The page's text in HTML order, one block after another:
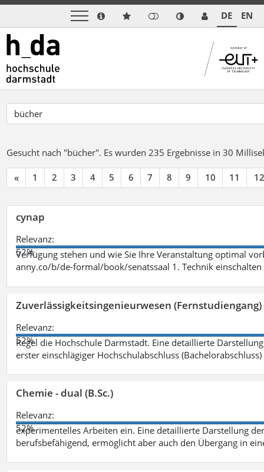
DE EN
Gesucht nach "bücher". Es wurden 235 Ergebnisse in 30
« 1 2 3 4 5 6 7 8 9 10 11 12
cynap
Relevanz:
52%
Verfügung stehen und wie Sie Ihre Veranstaltung optimal
anny.co/b/de-formal/book/senatssaal 1. Technik
Zuverlässigkeitsingenieurwesen (Fernstudiengang)
Relevanz:
52%
Regel die Hochschule Darmstadt. Eine detaillierte
erster einschlägiger Hochschulabschluss
Chemie - dual (B.Sc.)
Relevanz:
52%
experimentelles Arbeiten ein. Eine detaillierte Darstellung
berufsbefähigend, ermöglicht aber auch den Übergang in